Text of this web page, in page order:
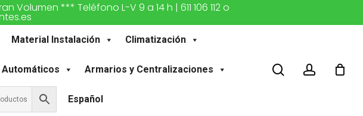
*** Teléfono L-V 9 a 14 h | 611 106 112 o
Material Instalación Climatización
Armarios y Centralizaciones
Español
buscaraccount